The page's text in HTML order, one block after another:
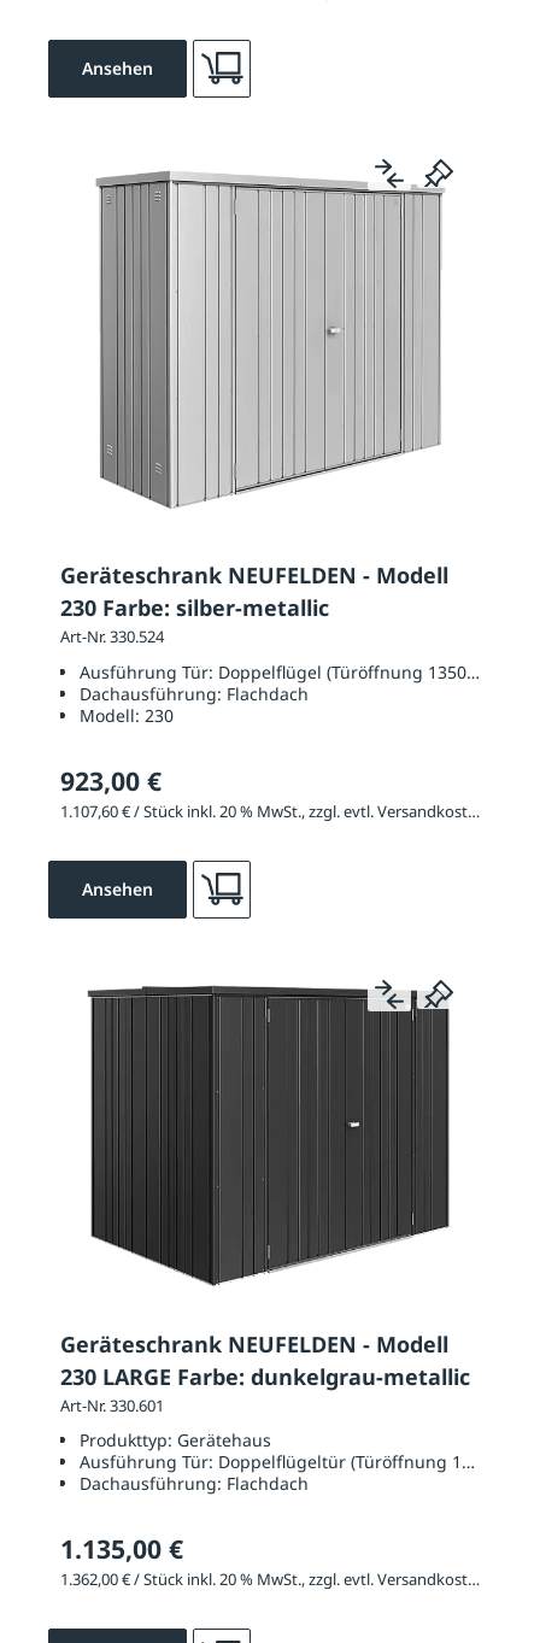
Ansehen
Geräteschrank NEUFELDEN - Modell
230 Farbe: silber-metallic
Art-Nr. 330.524
Ausführung Tür: Doppelflügel (Türöffnung 1350 x 1700
Dachausführung: Flachdach
Modell: 230
923,00 €
1.107,60 € / Stück inkl. 20 % MwSt., zzgl. evtl. Versandkosten
Ansehen
Geräteschrank NEUFELDEN - Modell
230 LARGE Farbe: dunkelgrau-metallic
Art-Nr. 330.601
Produkttyp: Gerätehaus
Ausführung Tür: Doppelflügeltür (Türöffnung 1350 x
Dachausführung: Flachdach
1.135,00 €
1.362,00 € / Stück inkl. 20 % MwSt., zzgl. evtl. Versandkosten